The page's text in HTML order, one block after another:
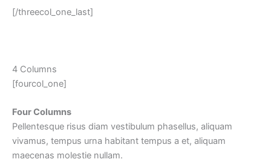
[/threecol_one_last]
4 Columns
[fourcol_one]
Four Columns
Pellentesque risus diam vestibulum phasellus, aliquam
vivamus, tempus urna habitant tempus a et, aliquam
maecenas molestie nullam.